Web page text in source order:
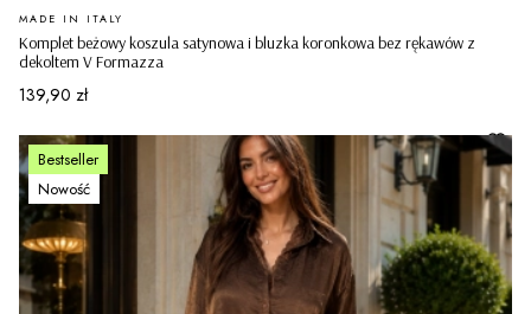
Komplet beżowy koszula satynowa i bluzka koronkowa bez rękawów z
dekoltem V Formazza
PRODUCENT
MADE IN ITALY
Cena
139,90 zł
Bestseller
Nowość